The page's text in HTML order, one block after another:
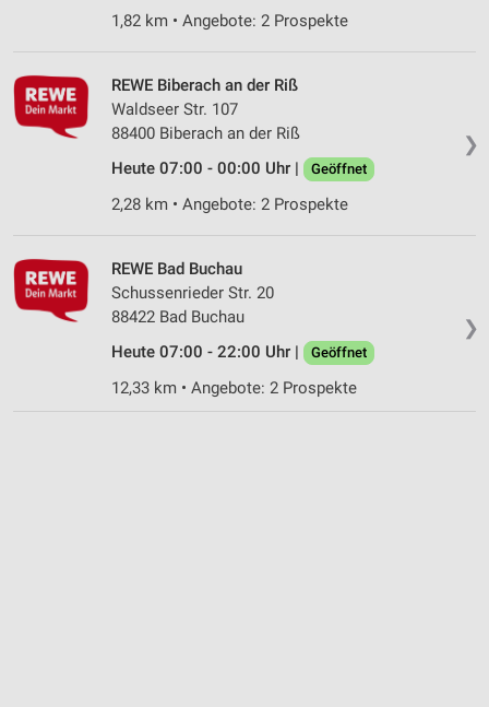
1,82 km • Angebote: 2 Prospekte
❯
REWE Biberach an der Riß
Waldseer Str. 107
88400 Biberach an der Riß
Heute 07:00 - 00:00 Uhr |
Geöffnet
2,28 km • Angebote: 2 Prospekte
❯
REWE Bad Buchau
Schussenrieder Str. 20
88422 Bad Buchau
Heute 07:00 - 22:00 Uhr |
Geöffnet
12,33 km • Angebote: 2 Prospekte
Geräte anhand von aktiv angeforderten
Informationen identifizieren
Notwendig
Performance